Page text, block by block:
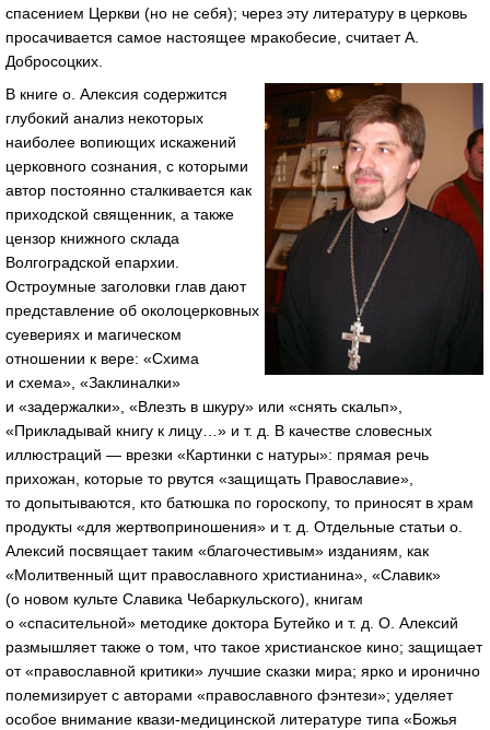
спасением Церкви (но не себя); через эту литературу в церковь
просачивается самое настоящее мракобесие, считает А.
Добросоцких.
В книге о. Алексия содержится
глубокий анализ некоторых
наиболее вопиющих искажений
церковного сознания, с которыми
автор постоянно сталкивается как
приходской священник, а также
цензор книжного склада
Волгоградской епархии.
Остроумные заголовки глав дают
представление об околоцерковных
суевериях и магическом
отношении к вере: «Схима
и схема», «Заклиналки»
и «задержалки», «Влезть в шкуру» или «снять скальп»,
«Прикладывай книгу к лицу…» и т. д.
В качестве словесных
иллюстраций — врезки «Картинки с натуры»: прямая речь
прихожан, которые то рвутся «защищать Православие»,
то допытываются, кто батюшка по гороскопу, то приносят в храм
продукты «для жертвоприношения» и т. д. Отдельные статьи о.
Алексий посвящает таким «благочестивым» изданиям, как
«Молитвенный щит православного христианина», «Славик»
(о новом культе Славика Чебаркульского), книгам
о «спасительной» методике доктора Бутейко и т. д. О. Алексий
размышляет также о том, что такое христианское кино; защищает
от «православной критики» лучшие сказки мира; ярко и иронично
полемизирует с авторами «православного фэнтези»; уделяет
особое внимание квази-медицинской литературе типа «Божья